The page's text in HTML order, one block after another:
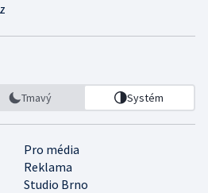
Tmavý Systém
Pro média
Reklama
Studio Brno